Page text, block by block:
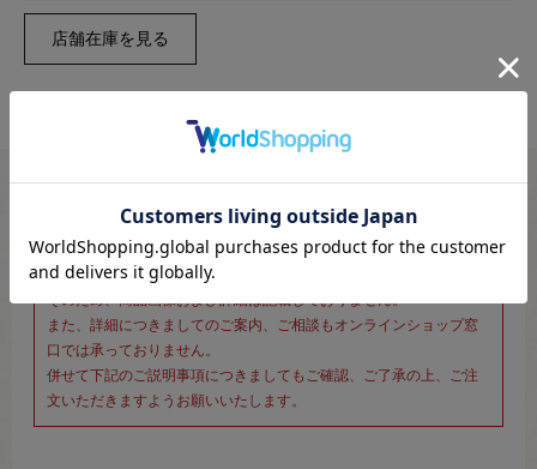
※新宿オカダヤ本店お取り扱い商品のご注文専用ページです※
こちらのページは、店頭にてあらかじめ商品詳細および商品コード
をご確認いただいた上でご注文いただけるページです。
また、詳細につきましてのご案内、ご相談もオンラインショップ窓
口では承っておりません。
併せて下記のご説明事項につきましてもご確認、ご了承の上、ご注
文いただきますようお願いいたします。